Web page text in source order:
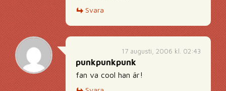
Svara
17 augusti, 2006 kl. 02:43
punkpunkpunk
fan va cool han är!